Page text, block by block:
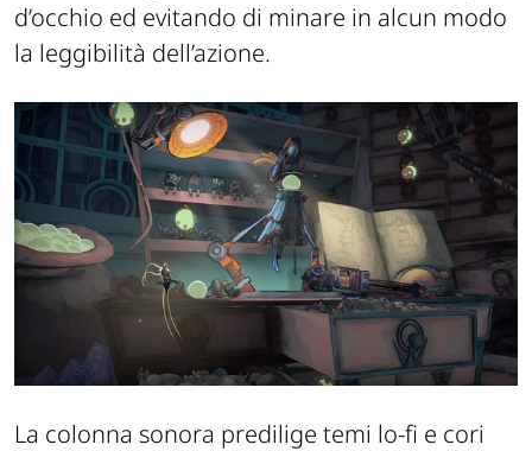
d’occhio ed evitando di minare in alcun modo
la leggibilità dell’azione.
La colonna sonora predilige temi lo-fi e cori